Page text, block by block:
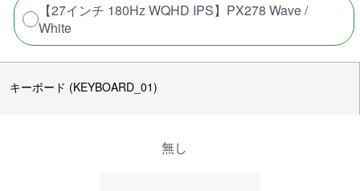
【27インチ 180Hz WQHD IPS】PX278 Wave /
White
キーボード (KEYBOARD_01)
無し